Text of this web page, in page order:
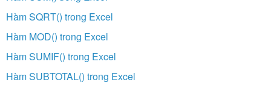
Hàm SQRT() trong Excel
Hàm MOD() trong Excel
Hàm SUMIF() trong Excel
Hàm SUBTOTAL() trong Excel